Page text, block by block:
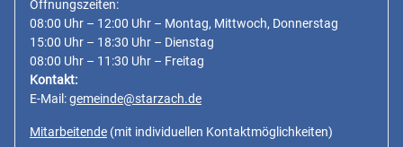
Öffnungszeiten:
08:00 Uhr – 12:00 Uhr – Montag, Mittwoch, Donnerstag
15:00 Uhr – 18:30 Uhr – Dienstag
08:00 Uhr – 11:30 Uhr – Freitag
Kontakt:
E-Mail:gemeinde@starzach.de
Mitarbeitende (mit individuellen Kontaktmöglichkeiten)